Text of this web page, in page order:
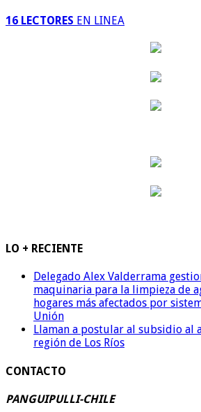
16 LECTORES EN LINEA
LO + RECIENTE
Delegado Alex Valderrama
maquinaria para la limpieza de
hogares más afectados por
Unión
Llaman a postular al subsidio al
región de Los Ríos
CONTACTO
PANGUIPULLI-CHILE